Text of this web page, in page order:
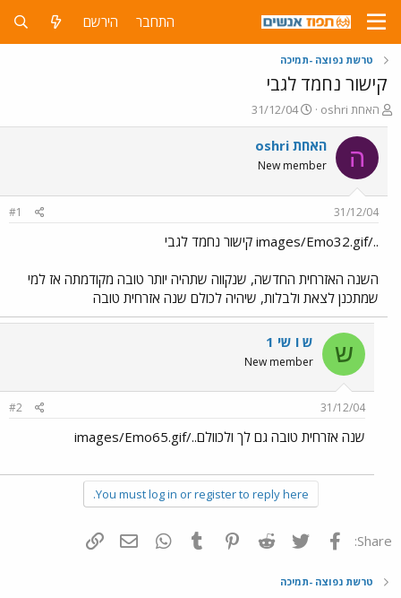
התחבר הירשם
טרשת נפוצה -תמיכה
קישור נחמד לגבי
פ
ו
ת
ח
ה
ש
האחת oshri
פ
ו
ר
ם
ר
31/12/04
ה האחת oshri
New member
31/12/04
#1
../images/Emo32.gif קישור נחמד לגבי
השנה האזרחית החדשה, שנקווה שתהיה יותר טובה מקודמתה אז למי
שמתכנן לצאת ולבלות, שיהיה לכולם שנה אזרחית טובה
ש ש ו שי 1
New member
31/12/04
#2
שנה אזרחית טובה גם לך ולכוולם../images/Emo65.gif
You must log in or register to reply here.
Share: פייסבוק Twitter
Reddit
Pinterest
Tumblr
WhatsAppדואר אלקטרוני
טרשת נפוצה -תמיכה